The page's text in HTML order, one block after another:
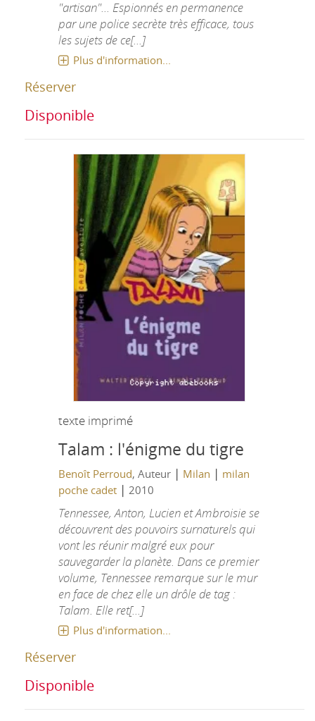
"artisan"... Espionnés en permanence
par une police secrète très efficace, tous
les sujets de ce[...]
Plus d'information...
Réserver
Disponible
texte imprimé
Talam : l'énigme du tigre
Benoît Perroud, Auteur | Milan | milan
poche cadet| 2010
Tennessee, Anton, Lucien et Ambroisie se
découvrent des pouvoirs surnaturels qui
vont les réunir malgré eux pour
sauvegarder la planète. Dans ce premier
volume, Tennessee remarque sur le mur
en face de chez elle un drôle de tag :
Talam. Elle ret[...]
Plus d'information...
Réserver
Disponible